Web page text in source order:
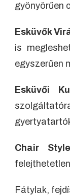
gyönyörűen
Esküvők
is
egyszerűen
Esküvői
Chair
Fátylak,